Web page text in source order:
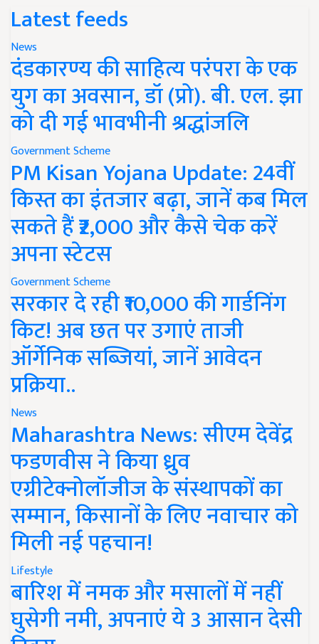
Latest feeds
News
दंडकारण्य की साहित्य परंपरा के एक
युग का अवसान, डॉ (प्रो). बी. एल. झा
को दी गई भावभीनी श्रद्धांजलि
Government Scheme
PM Kisan Yojana Update: 24वीं
किस्त का इंतजार बढ़ा, जानें कब मिल
सकते हैं ₹2,000 और कैसे चेक करें
अपना स्टेटस
Government Scheme
सरकार दे रही ₹10,000 की गार्डनिंग
किट! अब छत पर उगाएं ताजी
ऑर्गेनिक सब्जियां, जानें आवेदन
प्रक्रिया..
News
Maharashtra News: सीएम देवेंद्र
फडणवीस ने किया ध्रुव
एग्रीटेक्नोलॉजीज के संस्थापकों का
सम्मान, किसानों के लिए नवाचार को
मिली नई पहचान!
Lifestyle
बारिश में नमक और मसालों में नहीं
घुसेगी नमी, अपनाएं ये 3 आसान देसी